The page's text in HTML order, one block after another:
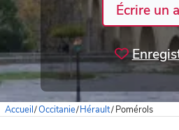
Écrire un
Accueil/Occitanie/Hérault/Pomérols